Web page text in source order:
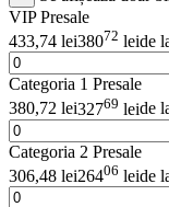
VIP Presale
433,74 lei38072 leide
Categoria 1 Presale
380,72 lei32769 leide
Categoria 2 Presale
306,48 lei26406 leide